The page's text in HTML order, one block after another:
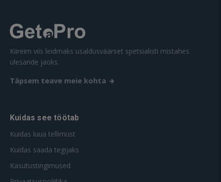
Kiireim viis leidmaks usaldusväärset spetsialisti mistahes
ülesande jaoks.
Täpsem teave meie kohta
Kuidas see töötab
Kuidas luua tellimust
Kuidas saada tegijaks
Kasutustingimused